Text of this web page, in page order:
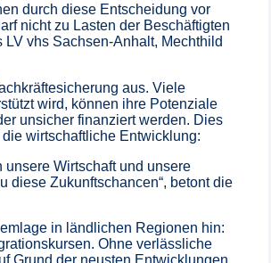
durch diese Entscheidung vor
nicht zu Lasten der Beschäftigten
vhs Sachsen-Anhalt, Mechthild
aus. Viele
wird, können ihre Potenziale
unsicher finanziert werden. Dies
wirtschaftliche Entwicklung:
Wirtschaft und unsere
diese Zukunftschancen“, betont die
in ländlichen Regionen hin:
Ohne verlässliche